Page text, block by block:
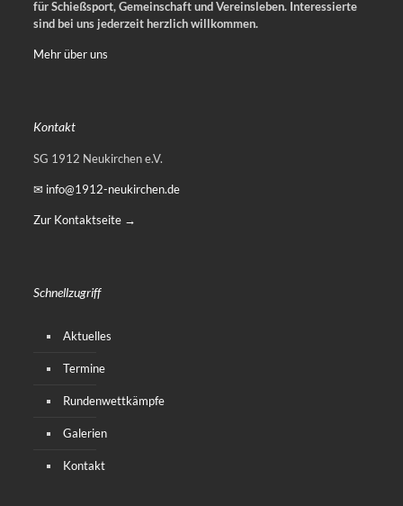
für Schießsport, Gemeinschaft und Vereinsleben. Interessierte
sind bei uns jederzeit herzlich willkommen.
Mehr über uns
Kontakt
SG 1912 Neukirchen e.V.
✉ info@1912-neukirchen.de
Zur Kontaktseite →
Schnellzugriff
Aktuelles
Termine
Rundenwettkämpfe
Galerien
Kontakt